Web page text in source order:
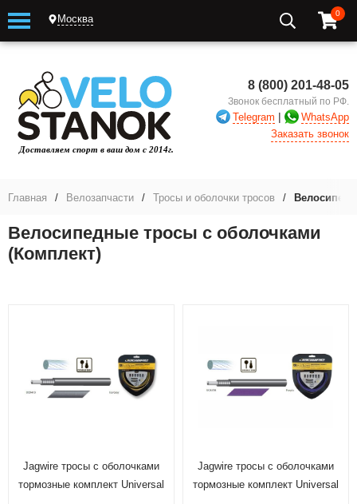
Москва 0
8 (800) 201-48-05
Звонок бесплатный по РФ.
Telegram |
WhatsApp
Заказать звонок
Главная / Велозапчасти / Тросы и оболочки тросов /
Велосипедные тросы с оболочками
(Комплект)
Jagwire тросы с оболочками
тормозные комплект Universal
Jagwire тросы с оболочками
тормозные комплект Universal